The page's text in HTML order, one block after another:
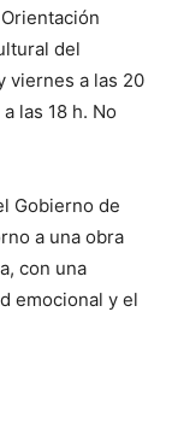
del
viernes a las 20
las 18 h. No
Gobierno de
a una obra
con una
emocional y el